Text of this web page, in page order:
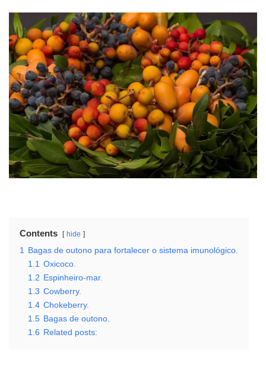
Contents hide
1
Bagas de outono para fortalecer o sistema imunológico.
1.1 Oxicoco.
1.2 Espinheiro-mar.
1.3 Cowberry.
1.4 Chokeberry.
1.5 Bagas de outono.
1.6 Related posts: